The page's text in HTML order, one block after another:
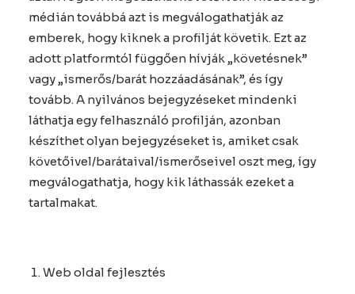
médián továbbá azt is megválogathatják az
emberek, hogy kiknek a profilját követik. Ezt az
adott platformtól függően hívják „követésnek”
vagy „ismerős/barát hozzáadásának”, és így
tovább. A nyilvános bejegyzéseket mindenki
láthatja egy felhasználó profilján, azonban
készíthet olyan bejegyzéseket is, amiket csak
követőivel/barátaival/ismerőseivel oszt meg, így
megválogathatja, hogy kik láthassák ezeket a
tartalmakat.
Web oldal fejlesztés